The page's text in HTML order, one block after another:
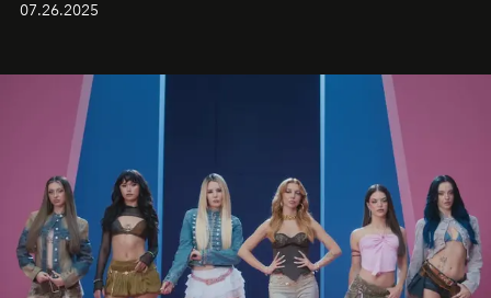
07.26.2025